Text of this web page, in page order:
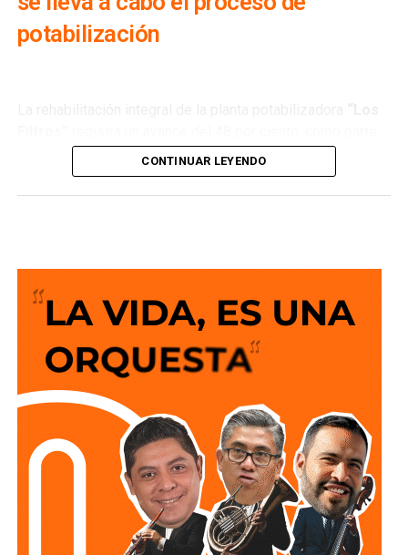
potabilización
de los trabajos que realizaInterapaspara modernizar una
de las principales fuentes de abastecimiento de agua
potable de la zona metropolitana.
ofrecer un servicio más confiable para miles de familias.
La semana pasada concluyeron los trabajos de
mantenimiento y restauración en los módulos donde se
lleva a cabo el proceso de potabilización del agua, para
continuar con la limpieza y mantenimiento integral de las
instalaciones de la planta.
La siguiente etapa contempla el equipamiento de los
tanques de floculación y sedimentación, donde las
partículas e impurezas que contiene el agua se agrupan y
posteriormente se depositan en el fondo, permitiendo
separar el agua más clara para que continúe con las
etapas de filtración y desinfección antes de su
CONTINUAR LEYENDO